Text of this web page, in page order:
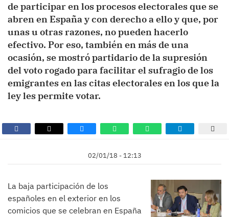
de participar en los procesos electorales que se
abren en España y con derecho a ello y que, por
unas u otras razones, no pueden hacerlo
efectivo. Por eso, también en más de una
ocasión, se mostró partidario de la supresión
del voto rogado para facilitar el sufragio de los
emigrantes en las citas electorales en los que la
ley les permite votar.
02/01/18 - 12:13
La baja participación de los
españoles en el exterior en los
comicios que se celebran en España